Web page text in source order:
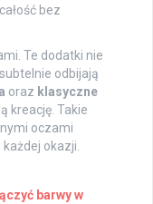
bez
Te dodatki nie
odbijają
oraz klasyczne
kreację. Takie
oczami
każdej okazji.
barwy w